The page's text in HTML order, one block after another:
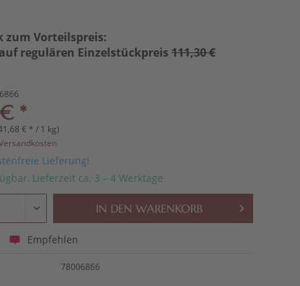
zum Vorteilspreis:
regulären Einzelstückpreis111,30 €
*
€ * / 1 kg)
Lieferung!
Lieferzeit ca. 3 – 4 Werktage
IN DEN WARENKORB
Empfehlen
78006866